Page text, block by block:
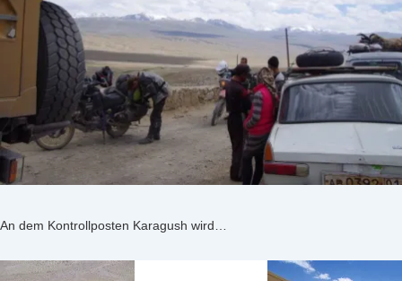
An dem Kontrollposten Karagush wird…